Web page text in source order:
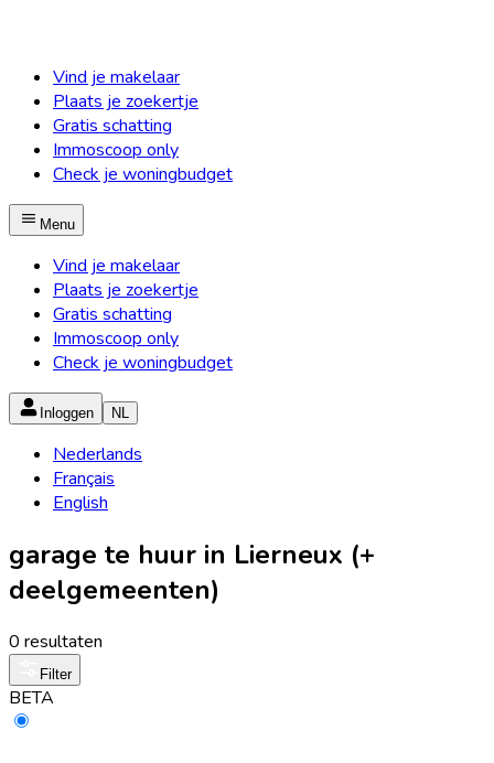
Vind je makelaar
Plaats je zoekertje
Gratis schatting
Immoscoop only
Check je woningbudget
Menu
Vind je makelaar
Plaats je zoekertje
Gratis schatting
Immoscoop only
Check je woningbudget
Inloggen NL
Nederlands
Français
English
garage te huur in Lierneux (+
deelgemeenten)
0 resultaten
Filter
BETA